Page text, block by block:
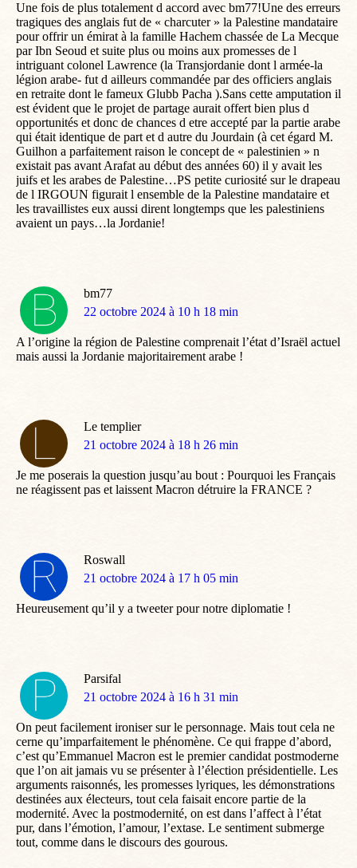
Une fois de plus totalement d accord avec bm77!Une des erreurs
tragiques des anglais fut de « charcuter » la Palestine mandataire
pour offrir un émirat à la famille Hachem chassée de La Mecque
par Ibn Seoud et suite plus ou moins aux promesses de l
intriguant colonel Lawrence (la Transjordanie dont l armée-la
légion arabe- fut d ailleurs commandée par des officiers anglais
en retraite dont le fameux Glubb Pacha ).Sans cette amputation il
est évident que le projet de partage aurait offert bien plus d
opportunités et donc de chances d etre accepté par la partie arabe
qui était identique de part et d autre du Jourdain (à cet égard M.
Guilhon a parfaitement raison le concept de « palestinien » n
existait pas avant Arafat au début des années 60) il y avait les
juifs et les arabes de Palestine…PS petite curiosité sur le drapeau
de l IRGOUN figurait l ensemble de la Palestine mandataire et
les travaillistes eux aussi dirent longtemps que les palestiniens
avaient un pays…la Jordanie!
bm77
dit
22 octobre 2024 à 10 h 18 min
A l’origine la région de Palestine comprenait l’état d’Israël actuel
mais aussi la Jordanie majoritairement arabe !
Le templier
dit
21 octobre 2024 à 18 h 26 min
Je me poserais la question jusqu’au bout : Pourquoi les Français
ne réagissent pas et laissent Macron détruire la FRANCE ?
Roswall
dit
21 octobre 2024 à 17 h 05 min
Heureusement qu’il y a tweeter pour notre diplomatie !
Parsifal
dit
21 octobre 2024 à 16 h 31 min
On peut facilement ironiser sur le personnage. Mais tout cela ne
cerne qu’imparfaitement le phénomène. Ce qui frappe d’abord,
c’est qu’Emmanuel Macron est le premier candidat postmoderne
que l’on ait jamais vu se présenter à l’élection présidentielle. Les
arguments raisonnés, les promesses lyriques, les démonstrations
destinées aux électeurs, tout cela faisait encore partie de la
modernité. Avec la postmodernité, on est dans l’affect à l’état
pur, dans l’émotion, l’amour, l’extase. Le sentiment submerge
tout, comme dans le discours des gourous.